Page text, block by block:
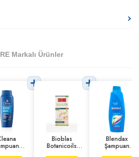
Markalı Ürünler
Bioblas
Botanicoils
Blendax
Şampuan